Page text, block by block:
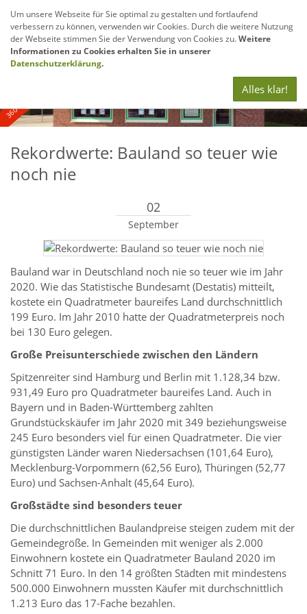
360° - und Luftbildaufnahmen
Rekordwerte: Bauland so teuer wie
noch nie
02
September
Bauland war in Deutschland noch nie so teuer wie im Jahr
2020. Wie das Statistische Bundesamt (Destatis) mitteilt,
kostete ein Quadratmeter baureifes Land durchschnittlich
199 Euro. Im Jahr 2010 hatte der Quadratmeterpreis noch
bei 130 Euro gelegen.
Große Preisunterschiede zwischen den Ländern
Spitzenreiter sind Hamburg und Berlin mit 1.128,34 bzw.
931,49 Euro pro Quadratmeter baureifes Land. Auch in
Bayern und in Baden-Württemberg zahlten
Grundstückskäufer im Jahr 2020 mit 349 beziehungsweise
245 Euro besonders viel für einen Quadratmeter. Die vier
günstigsten Länder waren Niedersachsen (101,64 Euro),
Mecklenburg-Vorpommern (62,56 Euro), Thüringen (52,77
Euro) und Sachsen-Anhalt (45,64 Euro).
Großstädte sind besonders teuer
Die durchschnittlichen Baulandpreise steigen zudem mit der
Gemeindegröße. In Gemeinden mit weniger als 2.000
Einwohnern kostete ein Quadratmeter Bauland 2020 im
Schnitt 71 Euro. In den 14 größten Städten mit mindestens
500.000 Einwohnern mussten Käufer mit durchschnittlich
1.213 Euro das 17-Fache bezahlen.
Um unsere Webseite für Sie optimal zu gestalten und fortlaufend
verbessern zu können, verwenden wir Cookies. Durch die weitere Nutzung
der Webseite stimmen Sie der Verwendung von Cookies zu.Weitere
Informationen zu Cookies erhalten Sie in unserer
Datenschutzerklärung.
Alles klar!